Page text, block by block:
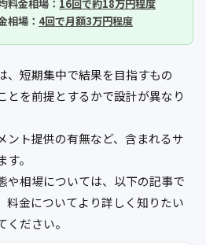
料金相場： 16回で約18万円程度
相場： 4回で月額3万円程度
、短期集中で結果を目指すもの
とを前提とするかで設計が異なり
ント提供の有無など、含まれるサ
。
や相場については、以下の記事で
料金についてより詳しく知りたい
ださい。